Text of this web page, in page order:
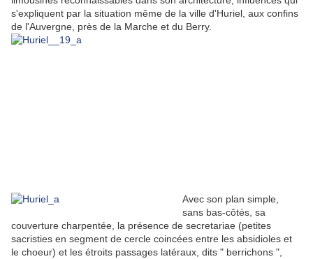
s'expliquent par la situation même de la ville d'Huriel, aux confins
de l'Auvergne, près de la Marche et du Berry.
Avec son plan simple,
sans bas-côtés, sa
couverture charpentée, la présence de secretariae (petites
sacristies en segment de cercle coincées entre les absidioles et
le choeur) et les étroits passages latéraux, dits " berrichons ",